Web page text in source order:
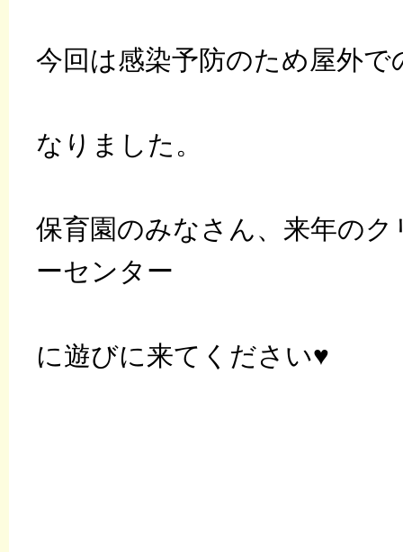
今回は感染予防のため屋外
なりました。
保育園のみなさん、来年の
ーセンター
に遊びに来てください♥